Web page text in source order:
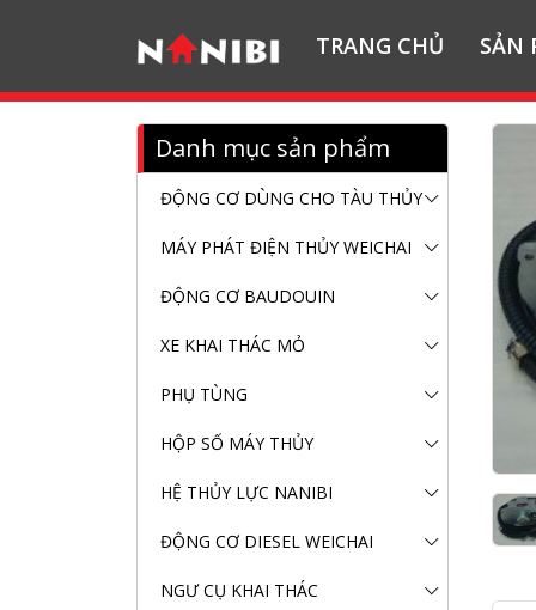
TRANG CHỦ SẢN
Danh mục sản phẩm
ĐỘNG CƠ DÙNG CHO TÀU THỦY
MÁY PHÁT ĐIỆN THỦY WEICHAI
ĐỘNG CƠ BAUDOUIN
XE KHAI THÁC MỎ
PHỤ TÙNG
HỘP SỐ MÁY THỦY
HỆ THỦY LỰC NANIBI
ĐỘNG CƠ DIESEL WEICHAI
NGƯ CỤ KHAI THÁC